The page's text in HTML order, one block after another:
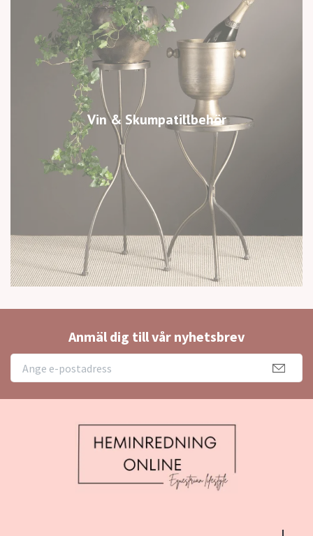
Vin & Skumpatillbehör
Anmäl dig till vår nyhetsbrev